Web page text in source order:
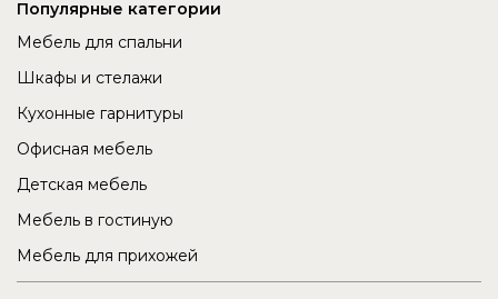
Популярные категории
Мебель для спальни
Шкафы и стелажи
Кухонные гарнитуры
Офисная мебель
Детская мебель
Мебель в гостиную
Мебель для прихожей